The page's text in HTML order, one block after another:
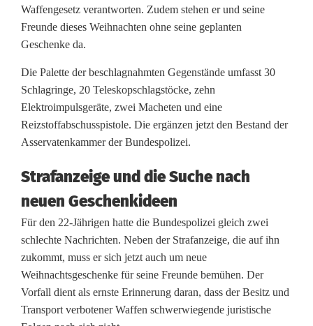
a
f
e
n
a
l
s
G
e
s
c
Waffengesetz verantworten. Zudem stehen er und seine
Freunde dieses Weihnachten ohne seine geplanten
Geschenke da.
Die Palette der beschlagnahmten Gegenstände umfasst 30
Schlagringe, 20 Teleskopschlagstöcke, zehn
Elektroimpulsgeräte, zwei Macheten und eine
Reizstoffabschusspistole. Die ergänzen jetzt den Bestand der
Asservatenkammer der Bundespolizei.
Strafanzeige und die Suche nach
neuen Geschenkideen
Für den 22-Jährigen hatte die Bundespolizei gleich zwei
schlechte Nachrichten. Neben der Strafanzeige, die auf ihn
zukommt, muss er sich jetzt auch um neue
Weihnachtsgeschenke für seine Freunde bemühen. Der
Vorfall dient als ernste Erinnerung daran, dass der Besitz und
Transport verbotener Waffen schwerwiegende juristische